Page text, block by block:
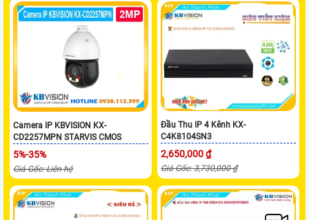
Camera IP KBVISION KX-
CD2257MPN STARVIS CMOS
5%-35%
Giá Gốc: Liên hệ
Đầu Thu IP 4 Kênh KX-
C4K8104SN3
2,650,000 ₫
Giá Gốc: 3,730,000 ₫